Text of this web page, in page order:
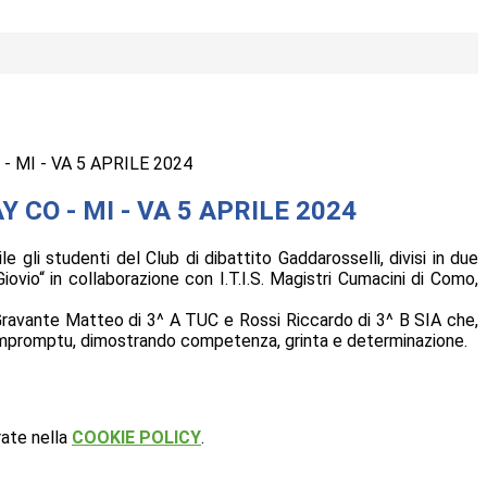
- MI - VA 5 APRILE 2024
CO - MI - VA 5 APRILE 2024
gli studenti del Club di dibattito Gaddarosselli, divisi in due
in collaborazione con I.T.I.S. Magistri Cumacini di Como,
Matteo di 3^ A TUC e Rossi Riccardo di 3^ B SIA che,
dimostrando competenza, grinta e determinazione.
nella COOKIE POLICY.